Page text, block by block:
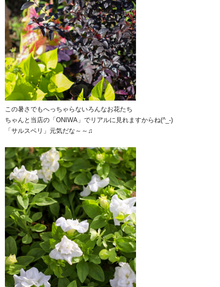
この暑さでもへっちゃらないろんなお花たち
ちゃんと当店の「ONIWA」でリアルに見れますからね(^_-)
「サルスベリ」元気だな～～♫